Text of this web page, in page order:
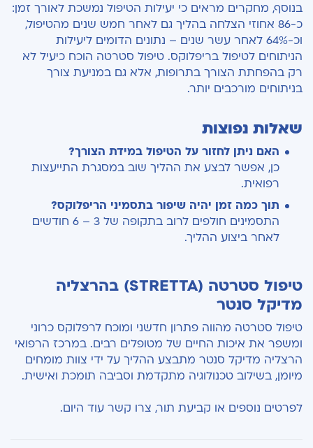
בנוסף, מחקרים מראים כי יעילות הטיפול נמשכת לאורך זמן:
כ-86 אחוזי הצלחה בהליך גם לאחר חמש שנים מהטיפול,
וכ-64% לאחר עשר שנים – נתונים הדומים ליעילות
הניתוחים לטיפול בריפלוקס. טיפול סטרטה הוכח כיעיל לא
רק בהפחתת הצורך בתרופות, אלא גם במניעת צורך
בניתוחים מורכבים יותר.
שאלות נפוצות
האם ניתן לחזור על הטיפול במידת הצורך?
כן, אפשר לבצע את ההליך שוב במסגרת התייעצות
רפואית.
תוך כמה זמן יהיה שיפור בתסמיני הריפלוקס?
התסמינים חולפים לרוב בתקופה של 3 – 6 חודשים
לאחר ביצוע ההליך.
טיפול סטרטה (STRETTA) בהרצליה
מדיקל סנטר
טיפול סטרטה מהווה פתרון חדשני ומוכח לרפלוקס כרוני
ומשפר את איכות החיים של מטופלים רבים. במרכז הרפואי
הרצליה מדיקל סנטר מתבצע ההליך על ידי צוות מומחים
מיומן, בשילוב טכנולוגיה מתקדמת וסביבה תומכת ואישית.
לפרטים נוספים או קביעת תור, צרו קשר עוד היום.